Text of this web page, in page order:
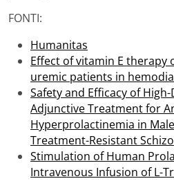
FONTI:
Humanitas
Effect of vitamin E therapy
uremic patients in
Safety and Efficacy of
Adjunctive Treatment for
Hyperprolactinemia in
Treatment-Resistant
Stimulation of Human
Intravenous Infusion of L-